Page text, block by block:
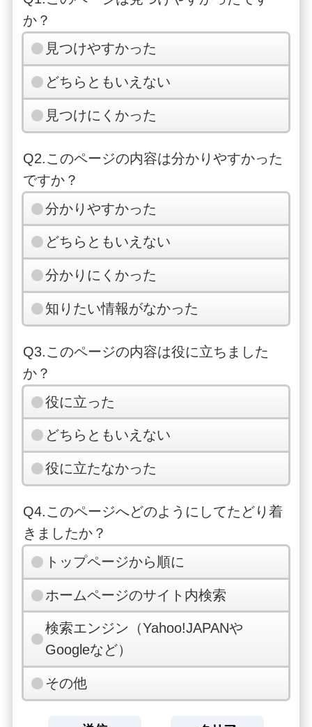
か？
見つけやすかった
どちらともいえない
見つけにくかった
Q2.このページの内容は分かりやすかった
ですか？
分かりやすかった
どちらともいえない
分かりにくかった
知りたい情報がなかった
Q3.このページの内容は役に立ちました
か？
役に立った
どちらともいえない
役に立たなかった
Q4.このページへどのようにしてたどり着
きましたか？
トップページから順に
ホームページのサイト内検索
検索エンジン（Yahoo!JAPANや
Googleなど）
その他